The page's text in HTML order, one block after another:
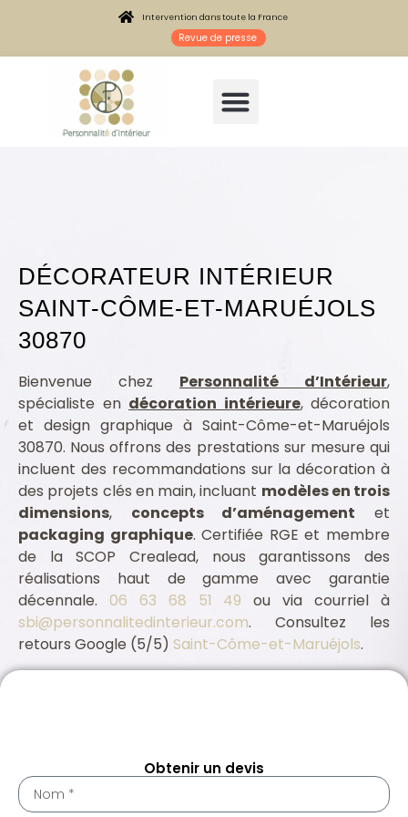
Intervention dans toute la France
Revue de presse
DÉCORATEUR INTÉRIEUR
SAINT-CÔME-ET-MARUÉJOLS
30870
Bienvenue chez Personnalité d’Intérieur,
spécialiste en décoration intérieure, décoration
et design graphique à Saint-Côme-et-Maruéjols
30870. Nous offrons des prestations sur mesure qui
incluent des recommandations sur la décoration à
des projets clés en main, incluant modèles en trois
dimensions, concepts d’aménagement et
packaging graphique. Certifiée RGE et membre
de la SCOP Crealead, nous garantissons des
réalisations haut de gamme avec garantie
décennale. 06 63 68 51 49 ou via courriel à
sbi@personnalitedinterieur.com. Consultez les
retours Google (5/5) Saint-Côme-et-Maruéjols.
Obtenir un devis